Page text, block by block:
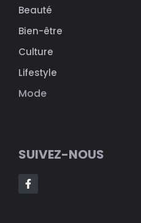
Beauté
Bien-être
Culture
Lifestyle
Mode
SUIVEZ-NOUS